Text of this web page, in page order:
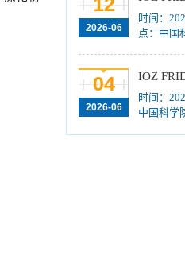
核”制进入笔试名单
中国科学院动物
士研究生拟录取结
中国科学院动物
资产处置项目成交
2026-06
时间：
点：中国
04
2026-06
时间：
中国科学